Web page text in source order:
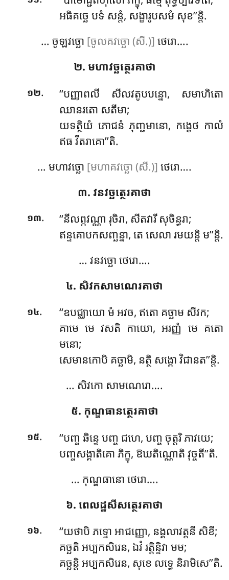
អធិគច្ឆេ បទំ សន្តំ, សង្ខារូបសមំ សុខ’’ន្តិ.
… ចូឡវច្ឆោ [ចូលគវច្ឆោ (សី.)] ថេរោ….
២. មហាវច្ឆត្ថេរគាថា
១២.
‘‘បញ្ញាពលី សីលវតូបបន្នោ, សមាហិតោ
ឈានរតោ សតីមា;
យទត្ថិយំ ភោជនំ ភុញ្ជមានោ, កង្ខេថ កាលំ
ឥធ វីតរាគោ’’តិ.
… មហាវច្ឆោ [មហាគវច្ឆោ (សី.)] ថេរោ….
៣. វនវច្ឆត្ថេរគាថា
១៣. ‘‘នីលព្ភវណ្ណា រុចិរា, សីតវារី សុចិន្ធរា;
ឥន្ទគោបកសញ្ឆន្នា, តេ សេលា រមយន្តិ ម’’ន្តិ.
… វនវច្ឆោ ថេរោ….
៤. សិវកសាមណេរគាថា
១៤. ‘‘ឧបជ្ឈាយោ មំ អវច, ឥតោ គច្ឆាម សីវក;
គាមេ មេ វសតិ កាយោ, អរញ្ញំ មេ គតោ
មនោ;
សេមានកោបិ គច្ឆាមិ, នត្ថិ សង្គោ វិជានត’’ន្តិ.
… សិវកោ សាមណេរោ….
៥. កុណ្ឌធានត្ថេរគាថា
១៥.
‘‘បញ្ច ឆិន្ទេ បញ្ច ជហេ, បញ្ច ចុត្តរិ ភាវយេ;
បញ្ចសង្គាតិគោ ភិក្ខុ, ឱឃតិណ្ណោតិ វុច្ចតី’’តិ.
… កុណ្ឌធានោ ថេរោ….
៦. ពេលដ្ឋសីសត្ថេរគាថា
១៦.
‘‘យថាបិ ភទ្ទោ អាជញ្ញោ, នង្គលាវត្តនី សិខី;
គច្ឆតិ អប្បកសិរេន, ឯវំ រត្តិន្ទិវា មម;
គច្ឆន្តិ អប្បកសិរេន, សុខេ លទ្ធេ និរាមិសេ’’តិ.